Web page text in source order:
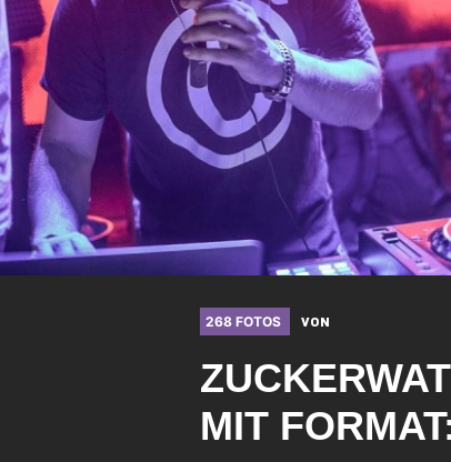
268 FOTOS VON
MIT